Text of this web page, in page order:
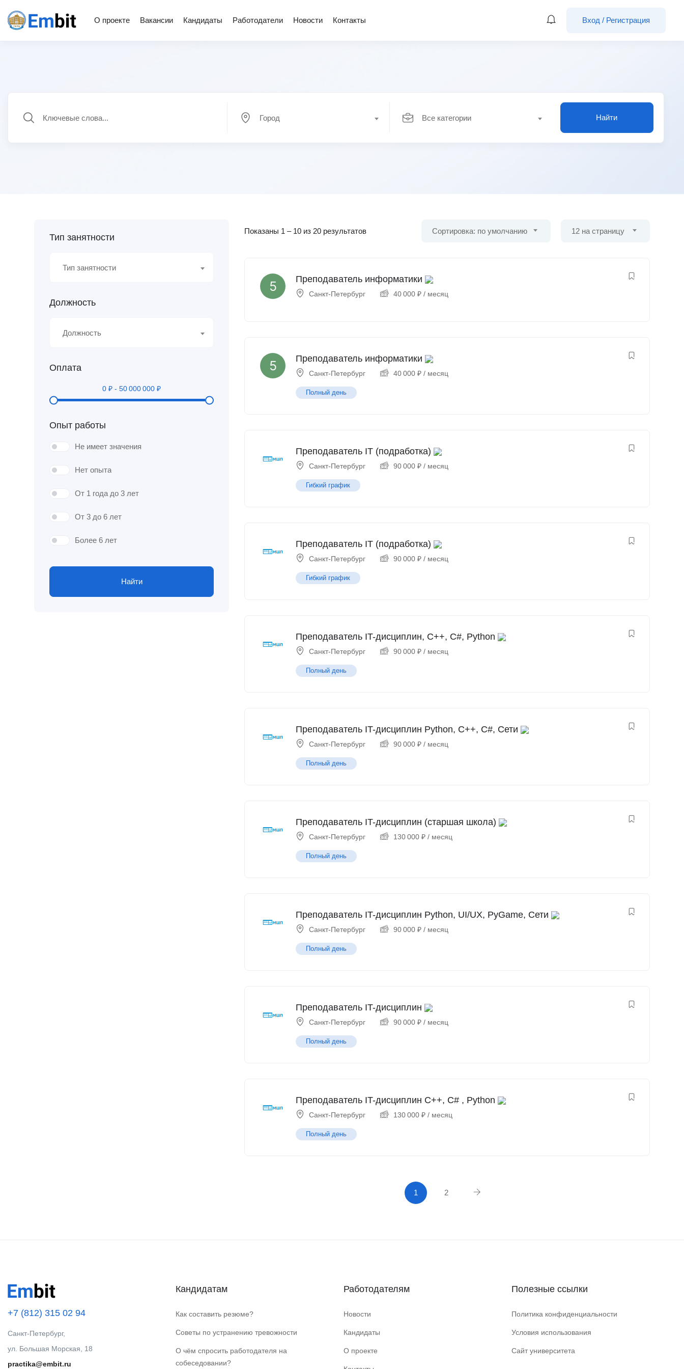
О проекте Вакансии Кандидаты Работодатели Новости Контакты Вход / Регистрация
Город Все категории Найти
Тип занятности
Тип занятности
Должность
Должность
Оплата
0 ₽ - 50 000 000 ₽
Опыт работы
Не имеет значения
Нет опыта
От 1 года до 3 лет
От 3 до 6 лет
Более 6 лет
Найти
Показаны 1 – 10 из 20 результатов Сортировка: по умолчанию 12 на страницу
Преподаватель информатики
Санкт-Петербург 40 000 ₽ / месяц
Преподаватель информатики
Санкт-Петербург 40 000 ₽ / месяц
Полный день
Преподаватель IT (подработка)
Санкт-Петербург 90 000 ₽ / месяц
Гибкий график
Преподаватель IT (подработка)
Санкт-Петербург 90 000 ₽ / месяц
Гибкий график
Преподаватель IT-дисциплин, С++, С#, Python
Санкт-Петербург 90 000 ₽ / месяц
Полный день
Преподаватель IT-дисциплин Python, С++, C#, Сети
Санкт-Петербург 90 000 ₽ / месяц
Полный день
Преподаватель IT-дисциплин (старшая школа)
Санкт-Петербург 130 000 ₽ / месяц
Полный день
Преподаватель IT-дисциплин Python, UI/UX, PyGame, Сети
Санкт-Петербург 90 000 ₽ / месяц
Полный день
Преподаватель IT-дисциплин
Санкт-Петербург 90 000 ₽ / месяц
Полный день
Преподаватель IT-дисциплин C++, C# , Python
Санкт-Петербург 130 000 ₽ / месяц
Полный день
1 2
+7 (812) 315 02 94
Санкт-Петербург,
ул. Большая Морская, 18
practika@embit.ru
Кандидатам
Как составить резюме?
Советы по устранению тревожности
О чём спросить работодателя на
собеседовании?
Работодателям
Новости
Кандидаты
О проекте
Полезные ссылки
Политика конфиденциальности
Условия использования
Сайт университета